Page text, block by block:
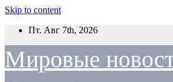
Skip to content
Пт. Авг 7th, 2026
Мировые